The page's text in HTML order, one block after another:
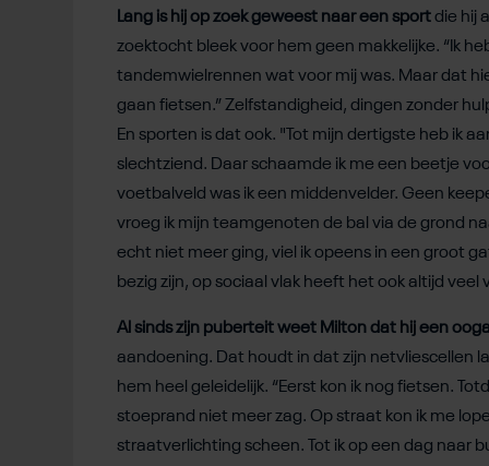
Lang is hij op zoek geweest naar een sportdie hij
zoektocht bleek voor hem geen makkelijke. “Ik
tandemwielrennen wat voor mij was. Maar dat
gaan fietsen.” Zelfstandigheid, dingen zonder
En sporten is dat ook. "Tot mijn dertigste heb ik
slechtziend. Daar schaamde ik me een beetje
voetbalveld was ik een middenvelder. Geen
vroeg ik mijn teamgenoten de bal via de grond
echt niet meer ging, viel ik opeens in een groot
bezig zijn, op sociaal vlak heeft het ook altijd veel
Al sinds zijn puberteit weet Milton dat hij een
aandoening. Dat houdt in dat zijn netvliescellen
hem heel geleidelijk. “Eerst kon ik nog fietsen.
stoeprand niet meer zag. Op straat kon ik me
straatverlichting scheen. Tot ik op een dag naar